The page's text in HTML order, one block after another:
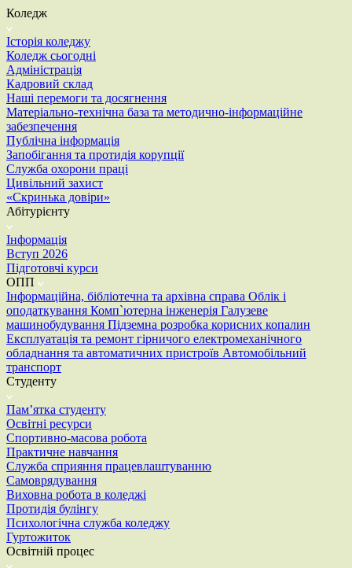
Коледж
Історія коледжу
Коледж сьогодні
Адміністрація
Кадровий склад
Наші перемоги та досягнення
Матеріально-технічна база та методично-інформаційне
забезпечення
Публічна інформація
Запобігання та протидія корупції
Служба охорони праці
Цивільний захист
«Скринька довіри»
Абітурієнту
Інформація
Вступ 2026
Підготовчі курси
ОПП
Інформаційна, бібліотечна та архівна справа Облік і
оподаткування Комп`ютерна інженерія Галузеве
машинобудування Підземна розробка корисних копалин
Експлуатація та ремонт гірничого електромеханічного
обладнання та автоматичних пристроїв Автомобільний
транспорт
Студенту
Пам’ятка студенту
Освітні ресурси
Спортивно-масова робота
Практичне навчання
Служба сприяння працевлаштуванню
Самоврядування
Виховна робота в коледжі
Протидія булінгу
Психологічна служба коледжу
Гуртожиток
Освітній процес